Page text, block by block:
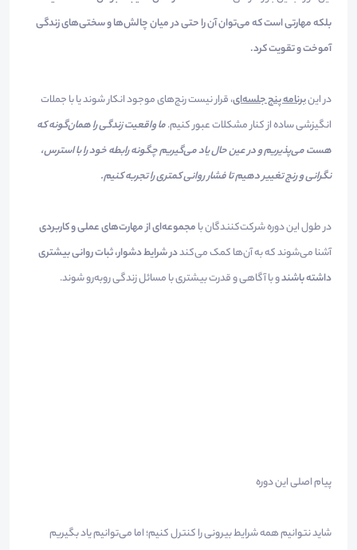
بلکه مهارتی است که می‌توان آن را حتی در میان چالش‌ها و سختی‌های زندگی
آموخت و تقویت کرد.
در اینبرنامه پنج جلسه‌ای، قرار نیست رنج‌های موجود انکار شوند یا با جملات
انگیزشی ساده از کنار مشکلات عبور کنیم.ما واقعیت زندگی را همان‌گونه که
هست می‌پذیریم و در عین حال یاد می‌گیریم چگونه رابطه خود را با استرس،
نگرانی و رنج تغییر دهیم تا فشار روانی کمتری را تجربه کنیم.
در طول این دوره شرکت‌کنندگان بامجموعه‌ای از مهارت‌های عملی و کاربردی
آشنا می‌شوند که به آن‌ها کمک می‌کنددر شرایط دشوار، ثبات روانی بیشتری
داشته باشندو با آگاهی و قدرت بیشتری با مسائل زندگی روبه‌رو شوند.
پیام اصلی این دوره
شاید نتوانیم همه شرایط بیرونی را کنترل کنیم؛ اما می‌توانیم یاد بگیریم